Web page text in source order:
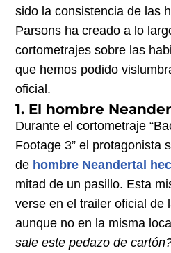
sido la consistencia de las
Parsons ha creado a lo
cortometrajes sobre las
que hemos podido
oficial.
1. El hombre
Durante el cortometraje
Footage 3” el protagonista
de hombre Neandertal
mitad de un pasillo. Esta
verse en el trailer oficial de
aunque no en la misma
sale este pedazo de